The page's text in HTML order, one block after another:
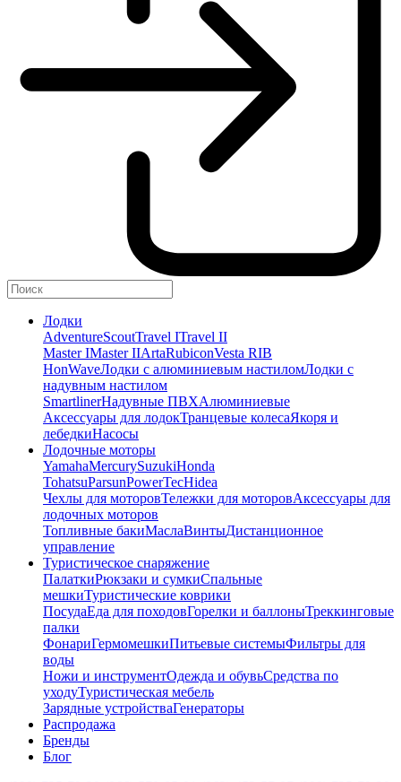
Лодки
AdventureScoutTravel ITravel II
Master IMaster IIArtaRubiconVesta RIB
HonWaveЛодки с алюминиевым настиломЛодки с
надувным настилом
SmartlinerНадувные ПВХАлюминиевые
Аксессуары для лодокТранцевые колесаЯкоря и
лебедкиНасосы
Лодочные моторы
YamahaMercurySuzukiHonda
TohatsuParsunPowerTecHidea
Чехлы для моторовТележки для моторовАксессуары для
лодочных моторов
Топливные бакиМаслаВинтыДистанционное
управление
Туристическое снаряжение
ПалаткиРюкзаки и сумкиСпальные
мешкиТуристические коврики
ПосудаЕда для походовГорелки и баллоныТреккинговые
палки
ФонариГермомешкиПитьевые системыФильтры для
воды
Ножи и инструментОдежда и обувьСредства по
уходуТуристическая мебель
Зарядные устройстваГенераторы
Распродажа
Бренды
Блог